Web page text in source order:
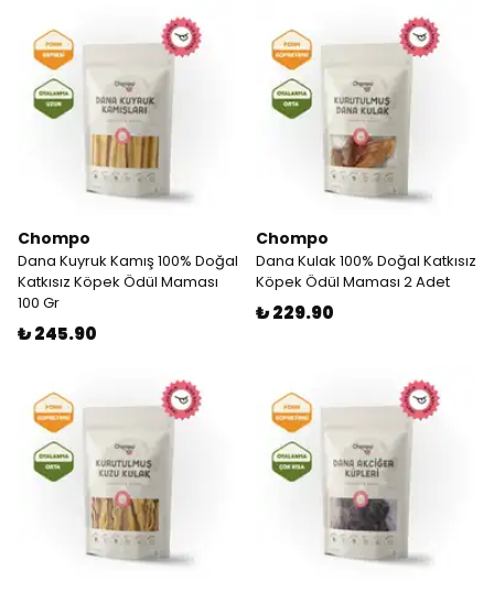
Chompo
Dana Kuyruk Kamış 100% Doğal
Katkısız Köpek Ödül Maması
100 Gr
₺ 245.90
Chompo
Dana Kulak 100% Doğal Katkısız
Köpek Ödül Maması 2 Adet
₺ 229.90